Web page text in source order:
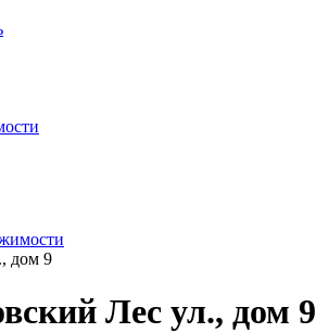
дом 9
Лес ул., дом 9